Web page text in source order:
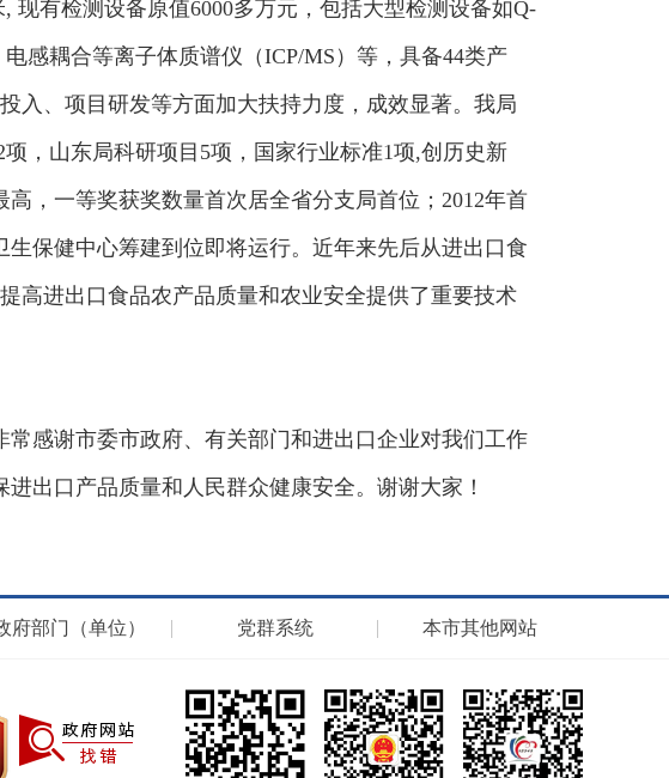
现有检测设备原值6000多万元，包括大型检测设备如Q-
感耦合等离子体质谱仪（ICP/MS）等，具备44类产
入、项目研发等方面加大扶持力度，成效显著。我局
，山东局科研项目5项，国家行业标准1项,创历史新
，一等奖获奖数量首次居全省分支局首位；2012年首
保健中心筹建到位即将运行。近年来先后从进出口食
高进出口食品农产品质量和农业安全提供了重要技术
感谢市委市政府、有关部门和进出口企业对我们工作
出口产品质量和人民群众健康安全。谢谢大家！
府部门（单位） 党群系统 本市其他网站